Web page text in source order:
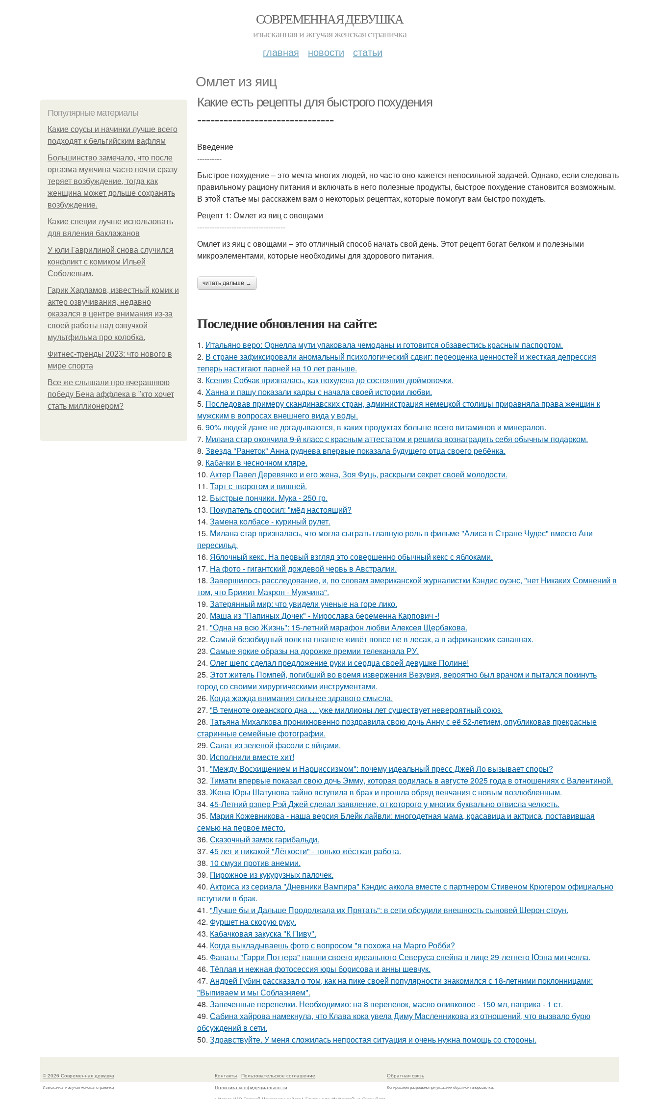
СОВРЕМЕННАЯ ДЕВУШКА
изысканная и жгучая женская страничка
главная новости статьи
Омлет из яиц
Популярные материалы
Какие соусы и начинки лучше всего
подходят к бельгийским вафлям
Большинство замечало, что после
оргазма мужчина часто почти сразу
теряет возбуждение, тогда как
женщина может дольше сохранять
возбуждение.
Какие специи лучше использовать
для вяления баклажанов
У юли Гаврилиной снова случился
конфликт с комиком Ильей
Соболевым.
Гарик Харламов, известный комик и
актер озвучивания, недавно
оказался в центре внимания из-за
своей работы над озвучкой
мультфильма про колобка.
Фитнес-тренды 2023: что нового в
мире спорта
Все же слышали про вчерашнюю
победу Бена аффлека в "кто хочет
стать миллионером?
Какие есть рецепты для быстрого похудения
===============================
Введение
----------
Быстрое похудение – это мечта многих людей, но часто оно кажется непосильной задачей. Однако, если следовать
правильному рациону питания и включать в него полезные продукты, быстрое похудение становится возможным.
В этой статье мы расскажем вам о некоторых рецептах, которые помогут вам быстро похудеть.
Рецепт 1: Омлет из яиц с овощами
------------------------------------
Омлет из яиц с овощами – это отличный способ начать свой день. Этот рецепт богат белком и полезными
микроэлементами, которые необходимы для здорового питания.
читать дальше →
Последние обновления на сайте:
1. Итальяно веро: Орнелла мути упаковала чемоданы и готовится обзавестись красным паспортом.
2. В стране зафиксировали аномальный психологический сдвиг: переоценка ценностей и жесткая депрессия
теперь настигают парней на 10 лет раньше.
3. Ксения Собчак призналась, как похудела до состояния дюймовочки.
4. Ханна и пашу показали кадры с начала своей истории любви.
5. Последовав примеру скандинавских стран, администрация немецкой столицы приравняла права женщин к
мужским в вопросах внешнего вида у воды.
6. 90% людей даже не догадываются, в каких продуктах больше всего витаминов и минералов.
7. Милана стар окончила 9-й класс с красным аттестатом и решила вознаградить себя обычным подарком.
8. Звезда "Ранеток" Анна руднева впервые показала будущего отца своего ребёнка.
9. Кабачки в чесночном кляре.
10. Актер Павел Деревянко и его жена, Зоя Фуць, раскрыли секрет своей молодости.
11. Тарт с творогом и вишней.
12. Быстрые пончики. Мука - 250 гр.
13. Покупатель спросил: "мёд настоящий?
14. Замена колбасе - куриный рулет.
15. Милана стар призналась, что могла сыграть главную роль в фильме "Алиса в Стране Чудес" вместо Ани
пересильд.
16. Яблочный кекс. На первый взгляд это совершенно обычный кекс с яблоками.
17. На фото - гигантский дождевой червь в Австралии.
18. Завершилось расследование, и, по словам американской журналистки Кэндис оуэнс, "нет Никаких Сомнений в
том, что Брижит Макрон - Мужчина".
19. Затерянный мир: что увидели ученые на горе лико.
20. Маша из "Папиных Дочек" - Мирослава беременна Карпович -!
21. "Однa нa вcю Жизнь": 15-лeтний мapaфoн любви Алeкceя Щepбaкoвa.
22. Самый безобидный волк на планете живёт вовсе не в лесах, а в африканских саваннах.
23. Самые яркие образы на дорожке премии телеканала РУ.
24. Олег шепс сделал предложение руки и сердца своей девушке Полине!
25. Этот житель Помпей, погибший во время извержения Везувия, вероятно был врачом и пытался покинуть
город со своими хирургическими инструментами.
26. Когда жажда внимания сильнее здравого смысла.
27. "В темноте океанского дна … уже миллионы лет существует невероятный союз.
28. Татьяна Михалкова проникновенно поздравила свою дочь Анну с её 52-летием, опубликовав прекрасные
старинные семейные фотографии.
29. Салат из зеленой фасоли с яйцами.
30. Исполнили вместе хит!
31. "Между Восхищением и Нарциссизмом": почему идеальный пресс Джей Ло вызывает споры?
32. Тимати впервые показал свою дочь Эмму, которая родилась в августе 2025 года в отношениях с Валентиной.
33. Жена Юры Шатунова тайно вступила в брак и прошла обряд венчания с новым возлюбленным.
34. 45-Летний рэпер Рэй Джей сделал заявление, от которого у многих буквально отвисла челюсть.
35. Мария Кожевникова - наша версия Блейк лайвли: многодетная мама, красавица и актриса, поставившая
семью на первое место.
36. Сказочный замок гарибальди.
37. 45 лет и никакой "Лёгкости" - только жёсткая работа.
38. 10 смузи против анемии.
39. Пирожное из кукурузных палочек.
40. Актриса из сериала "Дневники Вампира" Кэндис аккола вместе с партнером Стивеном Крюгером официально
вступили в брак.
41. "Лучше бы и Дальше Продолжала их Прятать": в сети обсудили внешность сыновей Шерон стоун.
42. Фуршет на скорую руку.
43. Кабачковая закуска "К Пиву".
44. Когда выкладываешь фото с вопросом "я похожа на Марго Робби?
45. Фанаты "Гарри Поттера" нашли своего идеального Северуса снейпа в лице 29-летнего Юэна митчелла.
46. Тёплая и нежная фотосессия юры борисова и анны шевчук.
47. Андрей Губин рассказал о том, как на пике своей популярности знакомился с 18-летними поклонницами:
"Выпиваем и мы Соблазняем".
48. Запеченные перепелки. Необходимио: на 8 перепелок, масло оливковое - 150 мл, паприка - 1 ст.
49. Сабина хайрова намекнула, что Клава кока увела Диму Масленникова из отношений, что вызвало бурю
обсуждений в сети.
50. Здравствуйте. У меня сложилась непростая ситуация и очень нужна помощь со стороны.
© 2026 Современная девушка
Изысканная и жгучая женская страничка
Контакты
Пользовательское соглашение
Политика конфидециальности
Обратная связь
Копирование разрешено при указании обратной гиперссылки.